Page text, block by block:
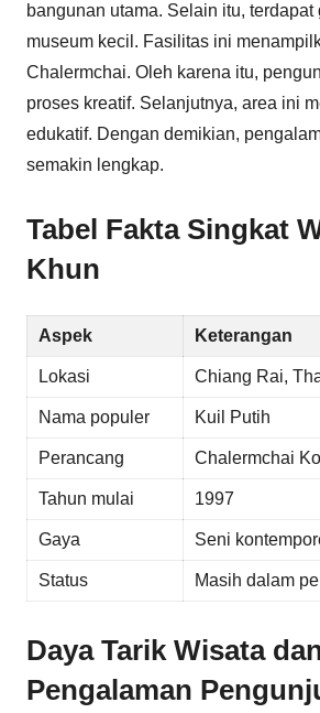
bangunan utama. Selain itu, terdapat
museum kecil. Fasilitas ini
Chalermchai. Oleh karena itu,
proses kreatif. Selanjutnya, area ini
edukatif. Dengan demikian,
semakin lengkap.
Tabel Fakta Singkat
Khun
Aspek Keterangan
Lokasi Chiang Rai,
Nama populer Kuil Putih
Perancang Chalermchai
Tahun mulai 1997
Gaya Seni
Status Masih dalam
Daya Tarik Wisata
Pengalaman